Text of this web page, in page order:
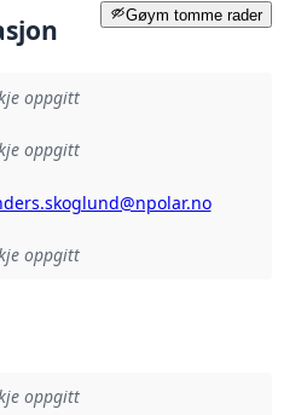
Gøym tomme rader
oppgitt
oppgitt
oppgitt
oppgitt